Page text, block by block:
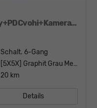
Selection 115PS AHK+Kessy+PDCvohi+Kamera+Climatronic+AppConnect+Sitzheizung
Schalt. 6-Gang
[5X5X] Graphit Grau Metallic
20 km
Details